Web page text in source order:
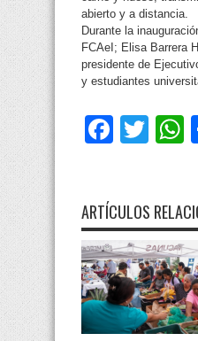
abierto y a distancia.
Durante la
FCAeI; Elisa Barrera
presidente de
y estudiantes
ARTÍCULOS